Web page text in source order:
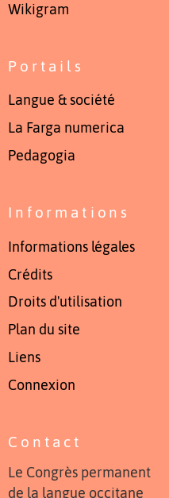
Wikigram
Portails
Langue & société
La Farga numerica
Pedagogia
Informations
Informations légales
Crédits
Droits d'utilisation
Plan du site
Liens
Connexion
Contact
Le Congrès permanent
de la langue occitane